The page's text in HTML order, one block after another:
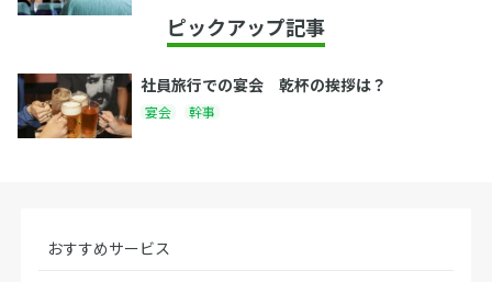
ピックアップ記事
社員旅行での宴会 乾杯の挨拶は？
宴会 幹事
おすすめサービス